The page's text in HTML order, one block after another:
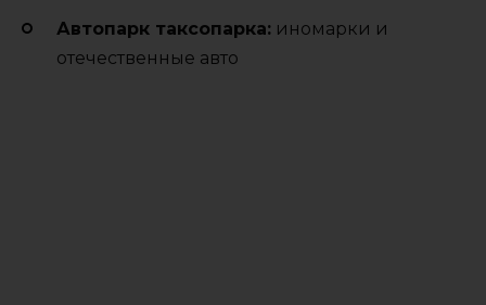
Автопарк таксопарка: иномарки и
отечественные авто